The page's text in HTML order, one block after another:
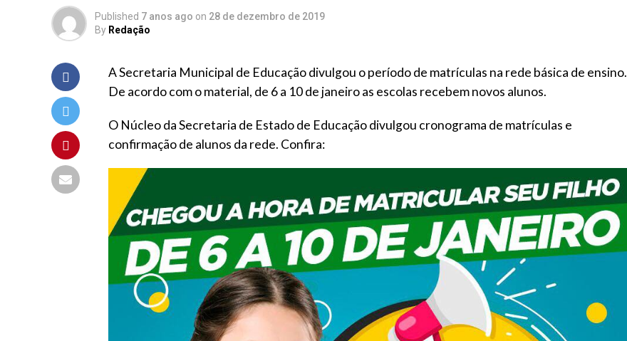
Published 7 anos ago on 28 de dezembro de 2019
By Redação
A Secretaria Municipal de Educação divulgou o período de matrículas na rede básica de ensino.
De acordo com o material, de 6 a 10 de janeiro as escolas recebem novos alunos.
O Núcleo da Secretaria de Estado de Educação divulgou cronograma de matrículas e
confirmação de alunos da rede. Confira: